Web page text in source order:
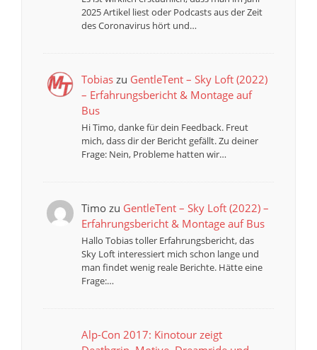
2025 Artikel liest oder Podcasts aus der Zeit
des Coronavirus hört und…
Tobiaszu GentleTent – Sky Loft (2022)
– Erfahrungsbericht & Montage auf
Bus
Hi Timo, danke für dein Feedback. Freut
mich, dass dir der Bericht gefällt. Zu deiner
Frage: Nein, Probleme hatten wir…
Timozu GentleTent – Sky Loft (2022) –
Erfahrungsbericht & Montage auf Bus
Hallo Tobias toller Erfahrungsbericht, das
Sky Loft interessiert mich schon lange und
man findet wenig reale Berichte. Hätte eine
Frage:…
Alp-Con 2017: Kinotour zeigt